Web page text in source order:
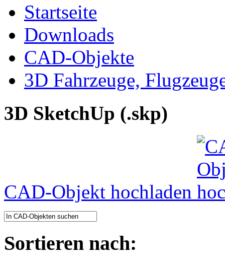
Startseite
Downloads
CAD-Objekte
3D Fahrzeuge,
3D SketchUp (.skp)
CAD-Objekt hochladen
Sortieren nach: